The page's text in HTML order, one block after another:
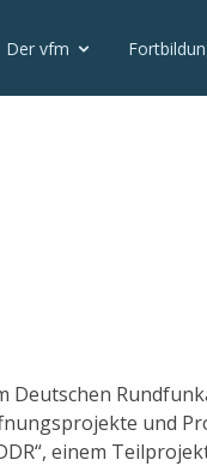
Der vfm
Deutschen
und
einem